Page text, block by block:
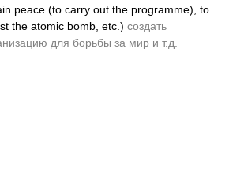
peace (to carry out the programme) , to
the atomic bomb, etc.) создать
для борьбы за мир и т.д.